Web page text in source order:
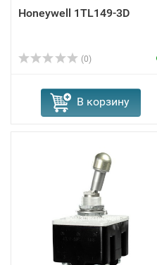
Honeywell 1TL149-3D
(0)
В корзину